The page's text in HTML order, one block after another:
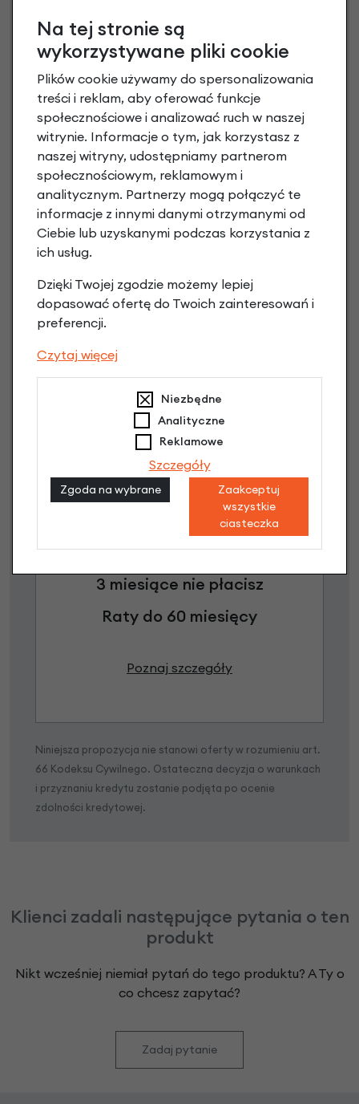
Raty 0%
Raty do 60 miesięcy
Raty 0%
3 miesiące nie płacisz
Raty do 60 miesięcy
Poznaj szczegóły
Niniejsza propozycja nie stanowi oferty w rozumieniu art.
66 Kodeksu Cywilnego. Ostateczna decyzja o warunkach
i przyznaniu kredytu zostanie podjęta po ocenie
zdolności kredytowej.
Klienci zadali następujące pytania o ten
produkt
Nikt wcześniej niemiał pytań do tego produktu? A Ty o
co chcesz zapytać?
Zadaj pytanie
Na tej stronie są
wykorzystywane pliki cookie
Plików cookie używamy do spersonalizowania
treści i reklam, aby oferować funkcje
społecznościowe i analizować ruch w naszej
witrynie. Informacje o tym, jak korzystasz z
naszej witryny, udostępniamy partnerom
społecznościowym, reklamowym i
analitycznym. Partnerzy mogą połączyć te
informacje z innymi danymi otrzymanymi od
Ciebie lub uzyskanymi podczas korzystania z
ich usług.
Dzięki Twojej zgodzie możemy lepiej
dopasować ofertę do Twoich zainteresowań i
preferencji.
Czytaj więcej
Niezbędne
Analityczne
Reklamowe
Szczegóły
Zgoda na wybrane
Zaakceptuj
wszystkie
ciasteczka